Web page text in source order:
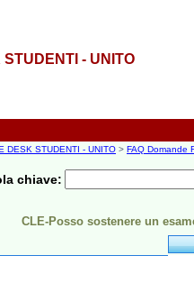
- UNITO
DESK STUDENTI - UNITO > FAQ Domande
chiave:
CLE-Posso sostenere un